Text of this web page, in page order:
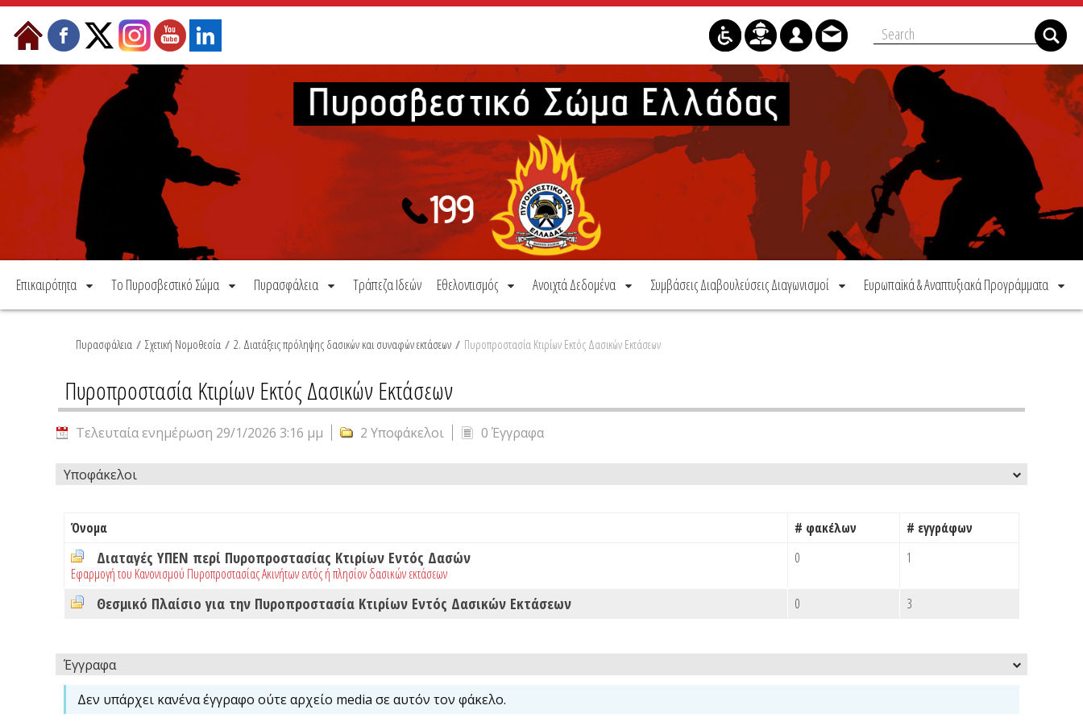
Μετάβαση στο περιεχόμενο
Επικαιρότητα Το Πυροσβεστικό Σώμα Πυρασφάλεια Τράπεζα Ιδεών Εθελοντισμός Ανοιχτά Δεδομένα Συμβάσεις Διαβουλεύσεις Διαγωνισμοί Ευρωπαϊκά & Αναπτυξιακά Προγράμματα
Πυρασφάλεια / Σχετική Νομοθεσία / 2. Διατάξεις πρόληψης δασικών και συναφών εκτάσεων / Πυροπροστασία Κτιρίων Εκτός Δασικών Εκτάσεων
Πυροπροστασία Κτιρίων Εκτός Δασικών Εκτάσεων
Τελευταία ενημέρωση 29/1/2026 3:16 μμ 2 Υποφάκελοι 0 Έγγραφα
Υποφάκελοι
Όνομα # φακέλων # εγγράφων
Διαταγές ΥΠΕΝ περί Πυροπροστασίας Κτιρίων Εντός Δασών
Εφαρμογή του Κανονισμού Πυροπροστασίας Ακινήτων εντός ή πλησίον δασικών εκτάσεων
0 1
Θεσμικό Πλαίσιο για την Πυροπροστασία Κτιρίων Εντός Δασικών Εκτάσεων 0 3
Έγγραφα
Δεν υπάρχει κανένα έγγραφο ούτε αρχείο media σε αυτόν τον φάκελο.